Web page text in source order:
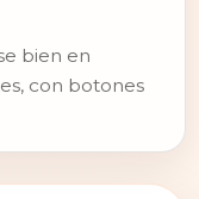
bien en
con botones